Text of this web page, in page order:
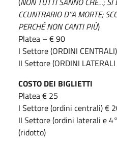
CCUNTRARIO D’’A MORTE;
PERCHÉ NON CANTI PIÙ)
Platea – € 90
I Settore (ORDINI
II Settore (ORDINI
COSTO DEI BIGLIETTI
Platea € 25
I Settore (ordini centrali) €
II Settore (ordini laterali e
(ridotto)